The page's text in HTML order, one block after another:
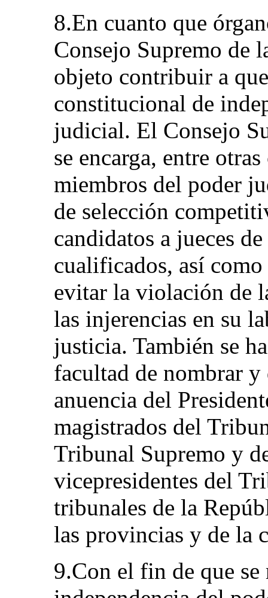
8.En cuanto que
Consejo Supremo de
objeto contribuir a
constitucional de
judicial. El Consejo
se encarga, entre
miembros del poder
de selección
candidatos a jueces
cualificados, así
evitar la violación de
las injerencias en su
justicia. También se
facultad de nombrar
anuencia del
magistrados del
Tribunal Supremo y
vicepresidentes del
tribunales de la
las provincias y de la
9.Con el fin de que